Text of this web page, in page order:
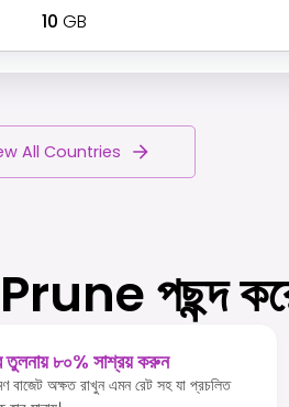
10 GB
All Countries
Prune পছন্দ
তুলনায় ৮০% সাশ্রয় করুন
বাজেট অক্ষত রাখুন এমন রেট সহ যা প্রচলিত